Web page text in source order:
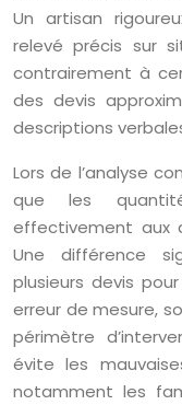
Un artisan
relevé précis sur
contrairement à
des devis
descriptions
Lors de l’analyse
que les
effectivement aux
Une différence
plusieurs devis
erreur de mesure,
périmètre
évite les
notamment les